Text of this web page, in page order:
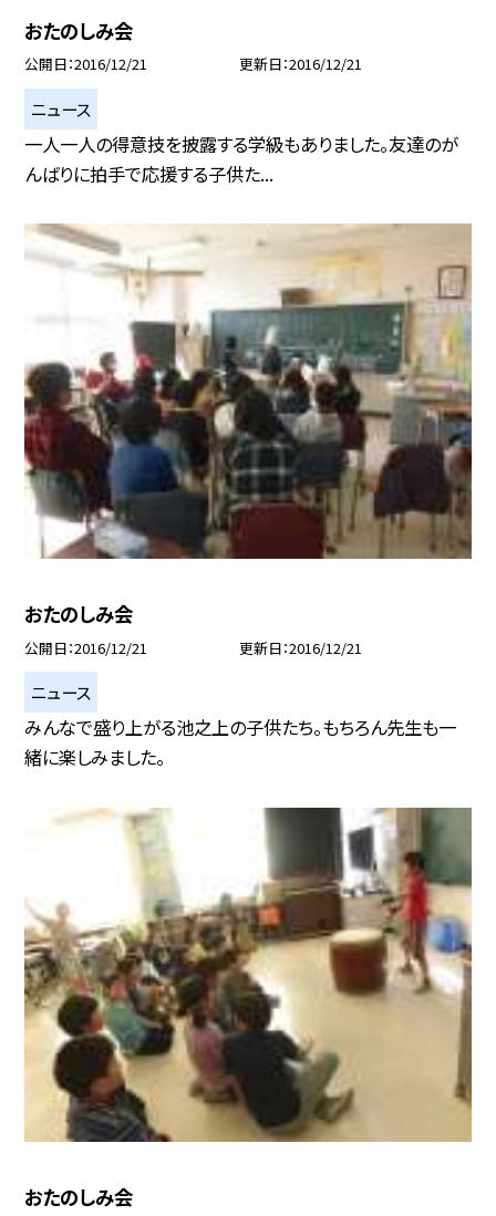
おたのしみ会
公開日 2016/12/21 更新日 2016/12/21
ニュース
一人一人の得意技を披露する学級もありました。友達のが
んばりに拍手で応援する子供た...
おたのしみ会
公開日 2016/12/21 更新日 2016/12/21
ニュース
みんなで盛り上がる池之上の子供たち。もちろん先生も一
緒に楽しみました。
おたのしみ会